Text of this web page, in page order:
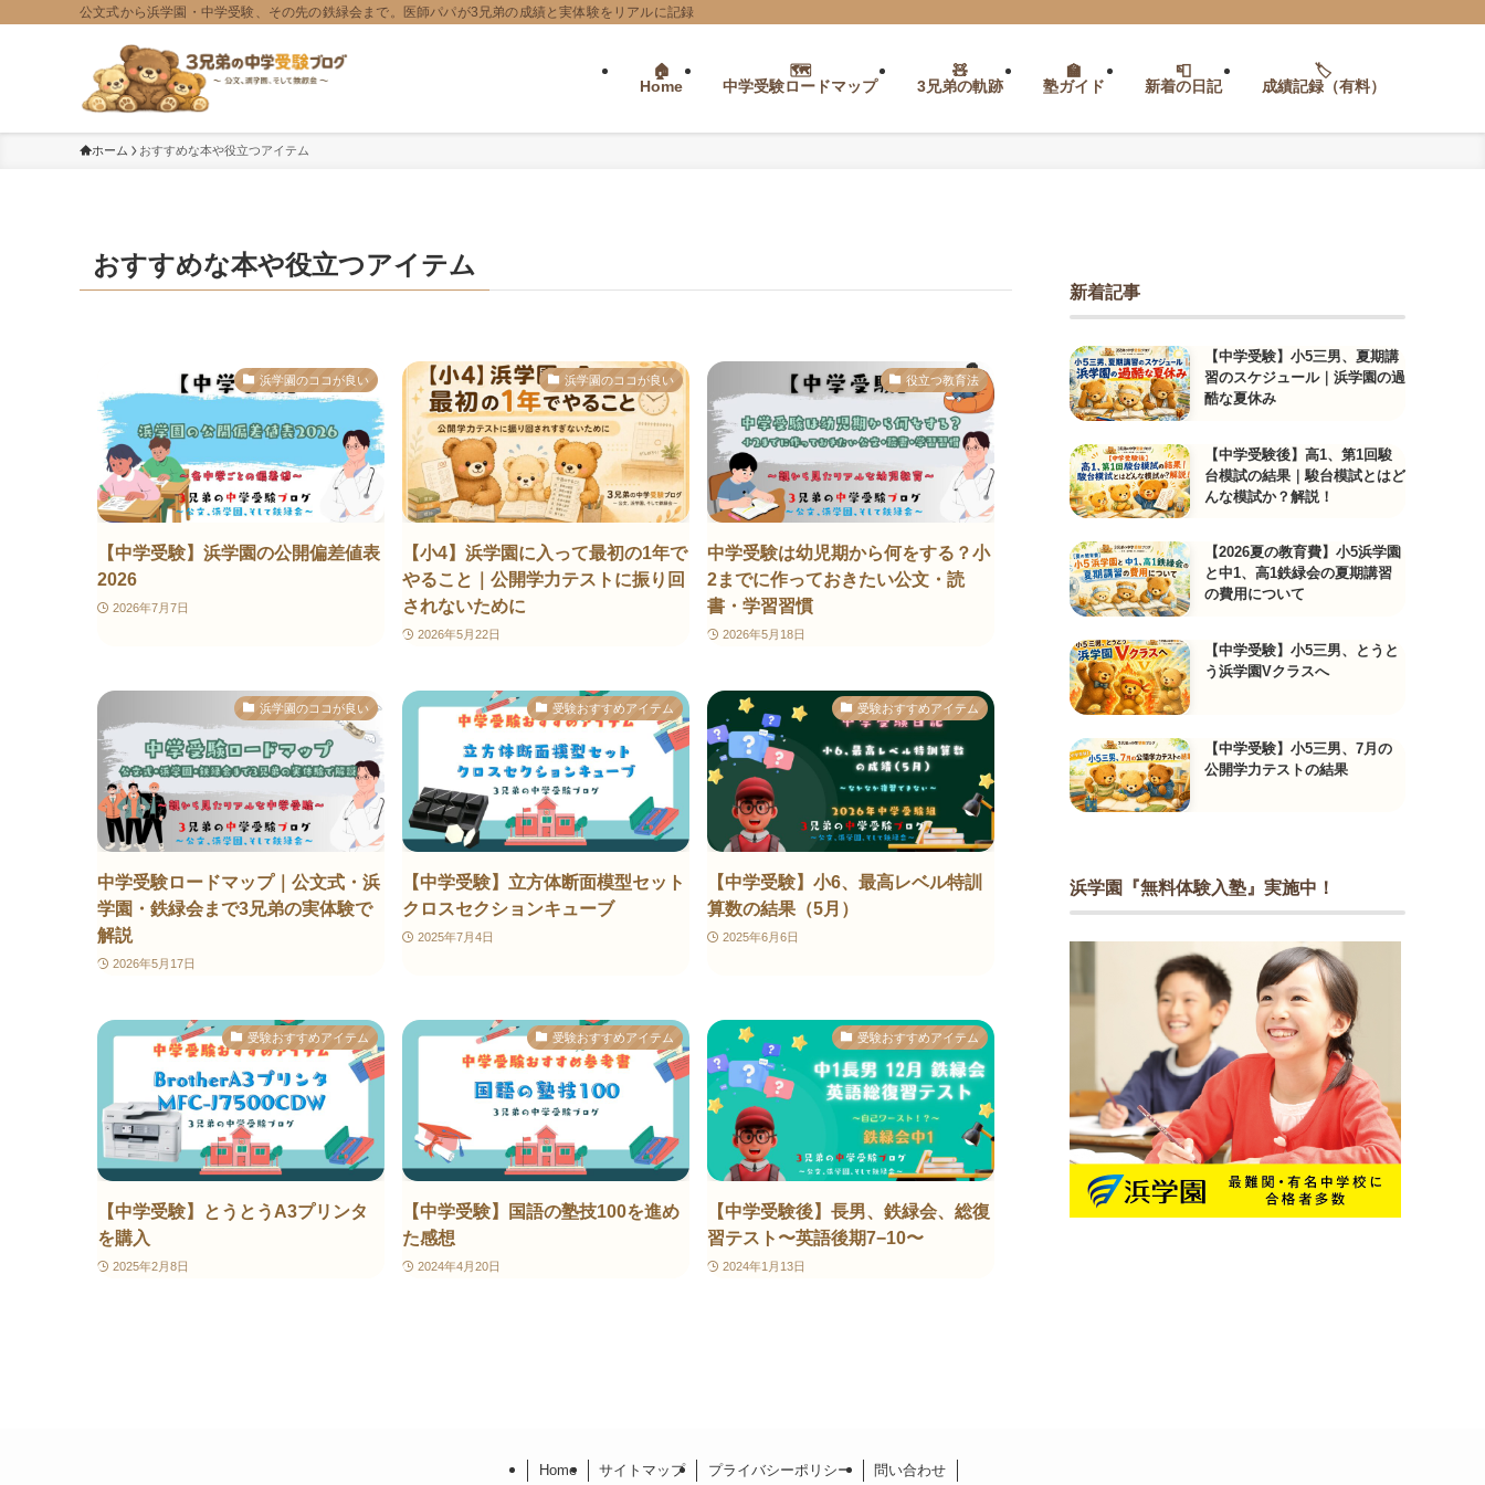
公文式から浜学園・中学受験、その先の鉄緑会まで。医師パパが3兄弟の成績と実体験をリアルに記録
Home 中学受験ロードマップ 3兄弟の軌跡 塾ガイド 新着の日記 成績記録（有料）
ホーム おすすめな本や役立つアイテム
おすすめな本や役立つアイテム
浜学園のココが良い
【中学受験】浜学園の公開偏差値表
2026
2026年7月7日
浜学園のココが良い
【小4】浜学園に入って最初の1年で
やること｜公開学力テストに振り回
されないために
2026年5月22日
役立つ教育法
中学受験は幼児期から何をする？小
2までに作っておきたい公文・読
書・学習習慣
2026年5月18日
浜学園のココが良い
中学受験ロードマップ｜公文式・浜
学園・鉄緑会まで3兄弟の実体験で
解説
2026年5月17日
受験おすすめアイテム
【中学受験】立方体断面模型セット
クロスセクションキューブ
2025年7月4日
受験おすすめアイテム
【中学受験】小6、最高レベル特訓
算数の結果（5月）
2025年6月6日
受験おすすめアイテム
【中学受験】とうとうA3プリンタ
を購入
2025年2月8日
受験おすすめアイテム
【中学受験】国語の塾技100を進め
た感想
2024年4月20日
受験おすすめアイテム
【中学受験後】長男、鉄緑会、総復
習テスト〜英語後期7−10〜
2024年1月13日
新着記事
【中学受験】小5三男、夏期講
習のスケジュール｜浜学園の過
酷な夏休み
【中学受験後】高1、第1回駿
台模試の結果｜駿台模試とはど
んな模試か？解説！
【2026夏の教育費】小5浜学園
と中1、高1鉄緑会の夏期講習
の費用について
【中学受験】小5三男、とうと
う浜学園Vクラスへ
【中学受験】小5三男、7月の
公開学力テストの結果
浜学園『無料体験入塾』実施中！
Home サイトマップ プライバシーポリシー 問い合わせ